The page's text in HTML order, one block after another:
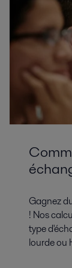
Gagnez
! Nos
type
lourde ou